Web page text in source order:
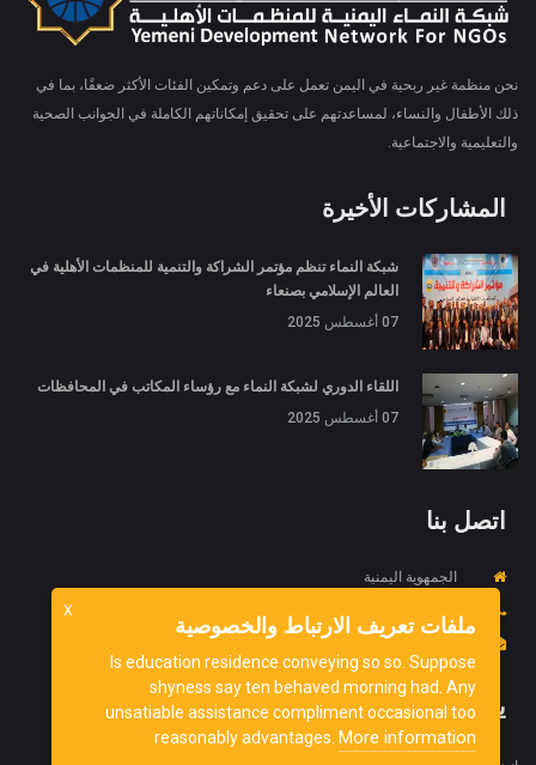
نحن منظمة غير ربحية في اليمن تعمل على دعم وتمكين الفئات الأكثر ضعفًا، بما في
ذلك الأطفال والنساء، لمساعدتهم على تحقيق إمكاناتهم الكاملة في الجوانب الصحية
والتعليمية والاجتماعية.
المشاركات الأخيرة
شبكة النماء تنظم مؤتمر الشراكة والتنمية للمنظمات الأهلية في
العالم الإسلامي بصنعاء
07 أغسطس 2025
اللقاء الدوري لشبكة النماء مع رؤساء المكاتب في المحافظات
07 أغسطس 2025
اتصل بنا
الجمهوية اليمنية
info@ydnorg.org
يشترك
X ملفات تعريف الارتباط والخصوصية
Is education residence conveying so so. Suppose
shyness say ten behaved morning had. Any
unsatiable assistance compliment occasional too
reasonably advantages. More information